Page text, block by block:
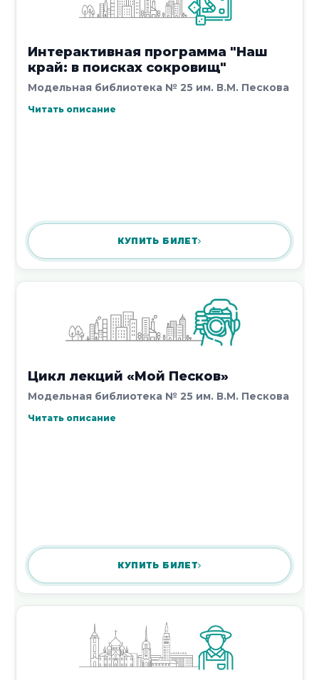
«Кольцовский код Воронежа»
Новости 21 - 30 из 20431
Начало|Пред.|1 2 3 4 5|След.|Конец
Интерактивная программа "Наш
край: в поисках сокровищ"
Модельная библиотека № 25 им. В.М. Пескова
Читать описание
КУПИТЬ БИЛЕТ
Цикл лекций «Мой Песков»
Модельная библиотека № 25 им. В.М. Пескова
Читать описание
КУПИТЬ БИЛЕТ